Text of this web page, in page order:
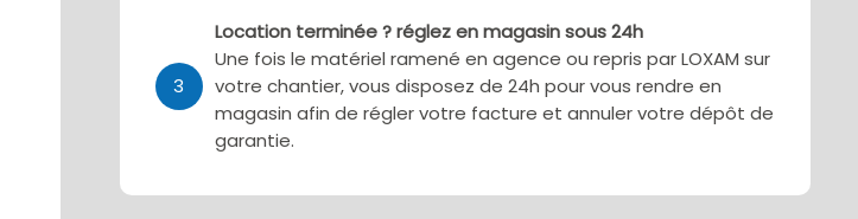
3
Location terminée ? réglez en magasin sous 24h
Une fois le matériel ramené en agence ou repris par LOXAM sur
votre chantier, vous disposez de 24h pour vous rendre en
magasin afin de régler votre facture et annuler votre dépôt de
garantie.